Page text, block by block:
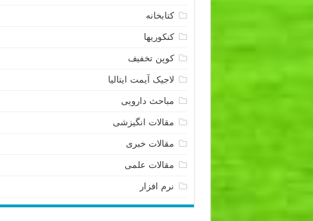
کتابخانه
کنکوریها
کوپن تخفیف
لاجیک آیمت ایتالیا
مباحث دارویی
مقالات انگیزشی
مقالات خبری
مقالات علمی
نرم افزار